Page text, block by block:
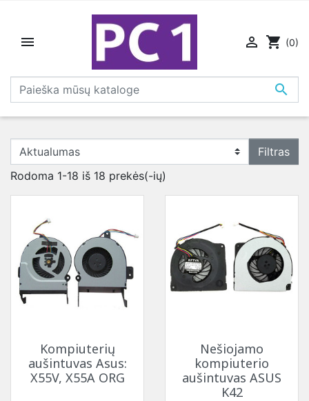


 shopping_cart (0)
Filtras
Rodoma 1-18 iš 18 prekės(-ių)
Kompiuterių
aušintuvas Asus:
X55V, X55A ORG
Nešiojamo
kompiuterio
aušintuvas ASUS
K42